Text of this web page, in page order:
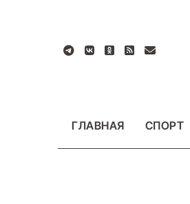
содержанию
ГЛАВНАЯ СПОРТ